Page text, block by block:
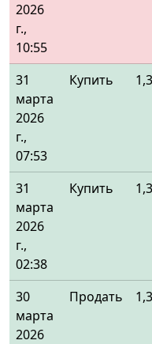
2026
г.,
10:55
31
марта
2026
г.,
07:53
Купить
31
марта
2026
г.,
02:38
Купить
30
марта
2026
Продать